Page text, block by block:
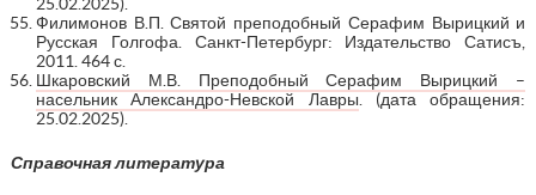
Филимонов В.П. Святой преподобный Серафим Вырицкий и
Русская Голгофа. Санкт-Петербург: Издательство Сатисъ,
2011. 464 с.
Шкаровский М.В. Преподобный Серафим Вырицкий –
насельник Александро-Невской Лавры . (дата обращения:
25.02.2025).
Справочная литература